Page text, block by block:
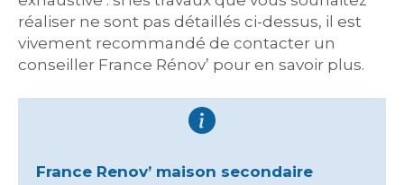
réaliser ne sont pas détaillés ci-dessus, il est
vivement recommandé de contacter un
conseiller France Rénov’ pour en savoir plus.
France Renov’ maison secondaire